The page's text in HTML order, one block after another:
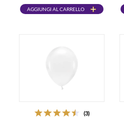
AGGIUNGI AL CARRELLO
(3)